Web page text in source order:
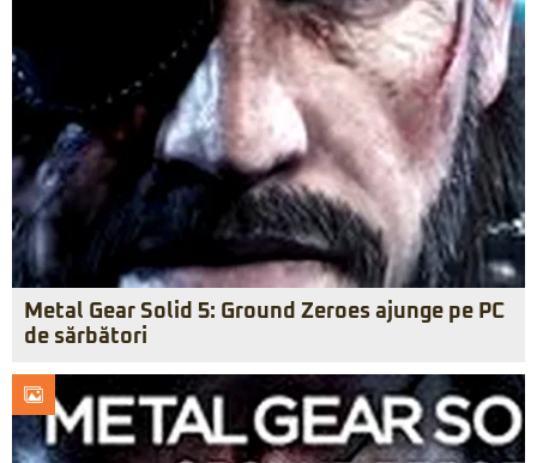
Metal Gear Solid 5: Ground Zeroes ajunge pe PC
de sărbători